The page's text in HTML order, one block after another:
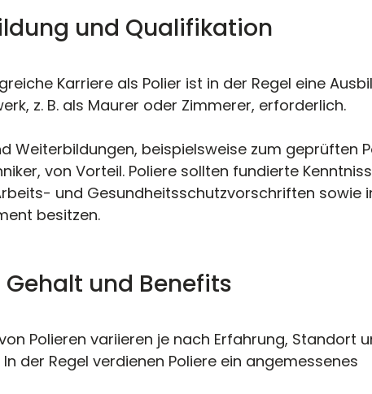
und Qualifikation
Karriere als Polier ist in der Regel eine
z. B. als Maurer oder Zimmerer, erforderlich.
Weiterbildungen, beispielsweise zum geprüften
von Vorteil. Poliere sollten fundierte
und Gesundheitsschutzvorschriften sowie
besitzen.
Gehalt und Benefits
Polieren variieren je nach Erfahrung, Standort
der Regel verdienen Poliere ein angemessenes